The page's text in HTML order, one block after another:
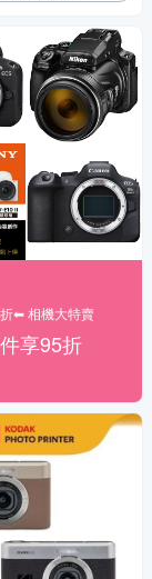
⬅︎ 相機大特賣
享95折